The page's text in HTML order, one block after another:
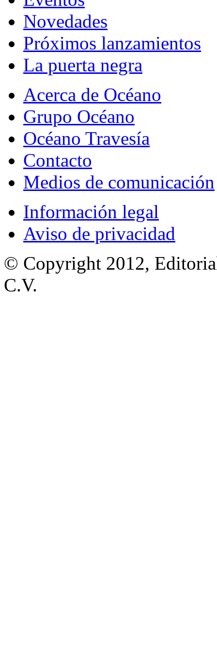
Novedades
Próximos lanzamientos
La puerta negra
Acerca de Océano
Grupo Océano
Océano Travesía
Contacto
Medios de comunicación
Información legal
Aviso de privacidad
© Copyright 2012,
C.V.